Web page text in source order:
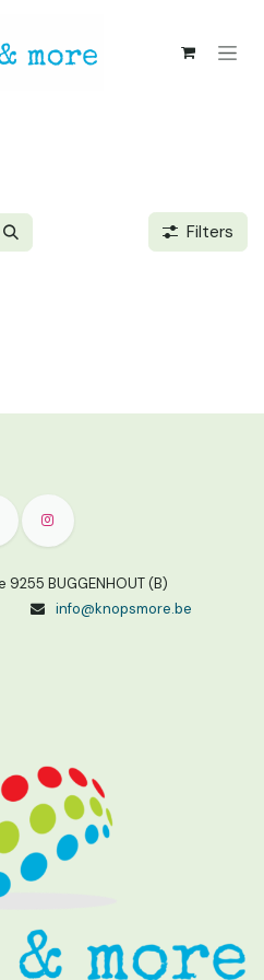
Filters
BUGGENHOUT (B)
info@knopsmore.be